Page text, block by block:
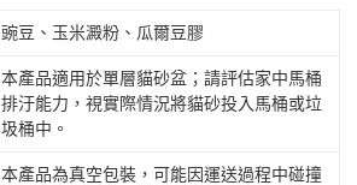
豌豆、玉米澱粉、瓜爾豆膠
本產品適用於單層貓砂盆；請評估家中馬桶
排汙能力，視實際情況將貓砂投入馬桶或垃
圾桶中。
本產品為真空包裝，可能因運送過程中碰撞